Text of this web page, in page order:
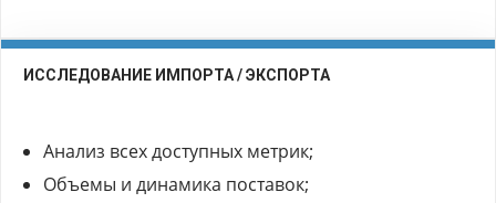
ИССЛЕДОВАНИЕ ИМПОРТА / ЭКСПОРТА
Анализ всех доступных метрик;
Объемы и динамика поставок;